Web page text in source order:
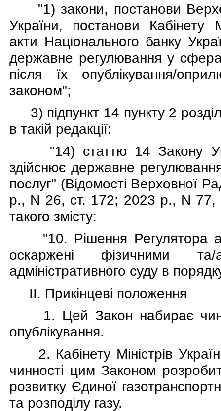
"1) закони, постанови
України, постанови Кабiнету
акти Нацiонального банку
державне регулювання у
пiсля їх опублiкування/
законом";
3) пiдпункт 14 пункту 2
в такiй редакцiї:
"14) статтю 14 Закону
здiйснює державне
послуг" (Вiдомостi Верховної
р., N 26, ст. 172; 2023 р., N 77,
такого змiсту:
"10. Рiшення Регулятора
оскарженi фiзичними
адмiнiстративного суду в
II. Прикiнцевi положення
1. Цей Закон набирає
опублiкування.
2. Кабiнету Мiнiстрiв
чинностi цим Законом
розвитку Єдиної
та розподiлу газу.